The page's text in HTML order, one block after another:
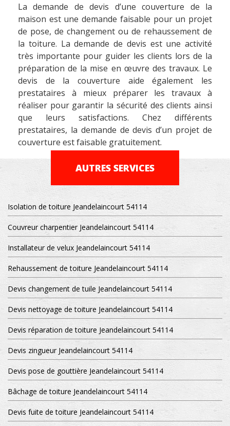
La demande de devis d’une couverture de la
maison est une demande faisable pour un projet
de pose, de changement ou de rehaussement de
la toiture. La demande de devis est une activité
très importante pour guider les clients lors de la
préparation de la mise en œuvre des travaux. Le
devis de la couverture aide également les
prestataires à mieux préparer les travaux à
réaliser pour garantir la sécurité des clients ainsi
que leurs satisfactions. Chez différents
prestataires, la demande de devis d’un projet de
couverture est faisable gratuitement.
AUTRES SERVICES
Isolation de toiture Jeandelaincourt 54114
Couvreur charpentier Jeandelaincourt 54114
Installateur de velux Jeandelaincourt 54114
Rehaussement de toiture Jeandelaincourt 54114
Devis changement de tuile Jeandelaincourt 54114
Devis nettoyage de toiture Jeandelaincourt 54114
Devis réparation de toiture Jeandelaincourt 54114
Devis zingueur Jeandelaincourt 54114
Devis pose de gouttière Jeandelaincourt 54114
Bâchage de toiture Jeandelaincourt 54114
Devis fuite de toiture Jeandelaincourt 54114